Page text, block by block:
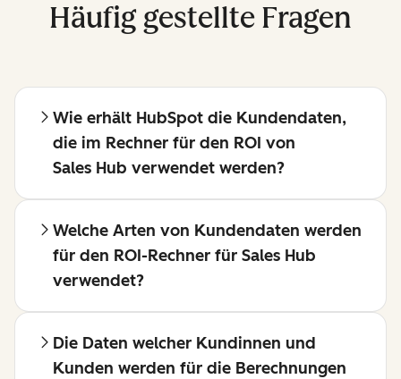
Häufig gestellte Fragen
Wie erhält HubSpot die Kundendaten,
die im Rechner für den ROI von
Sales Hub verwendet werden?
Welche Arten von Kundendaten werden
für den ROI-Rechner für Sales Hub
verwendet?
Die Daten welcher Kundinnen und
Kunden werden für die Berechnungen